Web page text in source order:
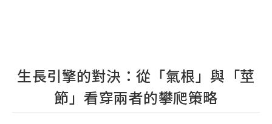
生長引擎的對決：從「氣根」與「莖
節」看穿兩者的攀爬策略